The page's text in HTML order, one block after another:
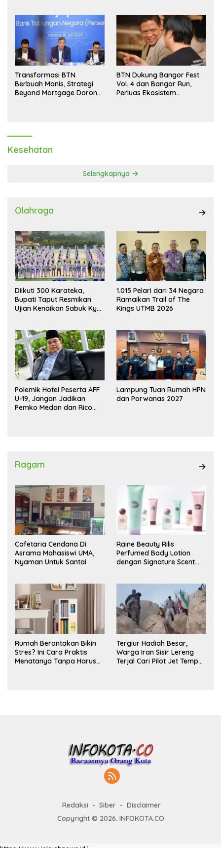
Transformasi BTN
Berbuah Manis, Strategi
Beyond Mortgage Dorong
BTN Dukung Bangor Fest
Vol. 4 dan Bangor Run,
Perluas Ekosistem
Kesehatan
Selengkapnya
Olahraga
Diikuti 300 Karateka,
Bupati Taput Resmikan
Ujian Kenaikan Sabuk Kyu
1.015 Pelari dari 34 Negara
Ramaikan Trail of The
Kings UTMB 2026
Polemik Hotel Peserta AFF
U-19, Jangan Jadikan
Pemko Medan dan Rico
Lampung Tuan Rumah HPN
dan Porwanas 2027
Ragam
Cafetaria Cendana Di
Asrama Mahasiswi UMA,
Nyaman Untuk Santai
Raine Beauty Rilis
Perfumed Body Lotion
dengan Signature Scent
Rumah Berantakan Bikin
Stres? Ini Cara Praktis
Menatanya Tanpa Harus
Tergiur Hadiah Besar,
Warga Iran Sisir Lereng
Terjal Cari Pilot Jet Tempur
Redaksi Siber
Disclaimer
Copyright © 2026. INFOKOTA.CO